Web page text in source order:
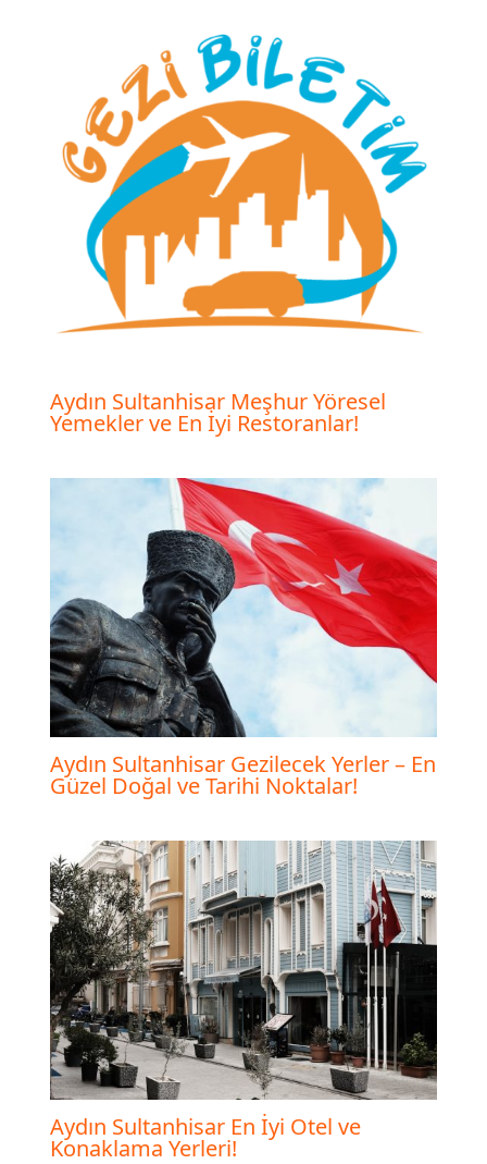
Aydın Sultanhisar Meşhur Yöresel
Yemekler ve En İyi Restoranlar!
Aydın Sultanhisar Gezilecek Yerler – En
Güzel Doğal ve Tarihi Noktalar!
Aydın Sultanhisar En İyi Otel ve
Konaklama Yerleri!